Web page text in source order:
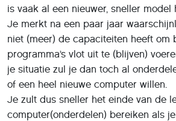
is vaak al een nieuwer, sneller model
Je merkt na een paar jaar
niet (meer) de capaciteiten heeft om
programma’s vlot uit te (blijven)
je situatie zul je dan toch al
of een heel nieuwe computer willen.
Je zult dus sneller het einde van de
computer(onderdelen) bereiken als